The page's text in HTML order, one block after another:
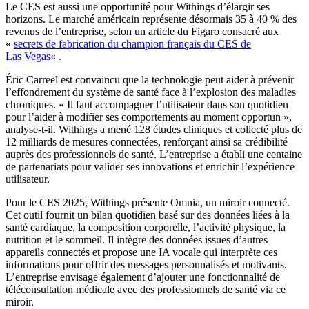
Le CES est aussi une opportunité pour Withings d’élargir ses
horizons. Le marché américain représente désormais 35 à 40 % des
revenus de l’entreprise, selon un article du Figaro consacré aux
« secrets de fabrication du champion français du CES de
Las Vegas« .
Éric Carreel est convaincu que la technologie peut aider à prévenir
l’effondrement du système de santé face à l’explosion des maladies
chroniques. « Il faut accompagner l’utilisateur dans son quotidien
pour l’aider à modifier ses comportements au moment opportun »,
analyse-t-il. Withings a mené 128 études cliniques et collecté plus de
12 milliards de mesures connectées, renforçant ainsi sa crédibilité
auprès des professionnels de santé. L’entreprise a établi une centaine
de partenariats pour valider ses innovations et enrichir l’expérience
utilisateur.
Pour le CES 2025, Withings présente Omnia, un miroir connecté.
Cet outil fournit un bilan quotidien basé sur des données liées à la
santé cardiaque, la composition corporelle, l’activité physique, la
nutrition et le sommeil. Il intègre des données issues d’autres
appareils connectés et propose une IA vocale qui interprète ces
informations pour offrir des messages personnalisés et motivants.
L’entreprise envisage également d’ajouter une fonctionnalité de
téléconsultation médicale avec des professionnels de santé via ce
miroir.